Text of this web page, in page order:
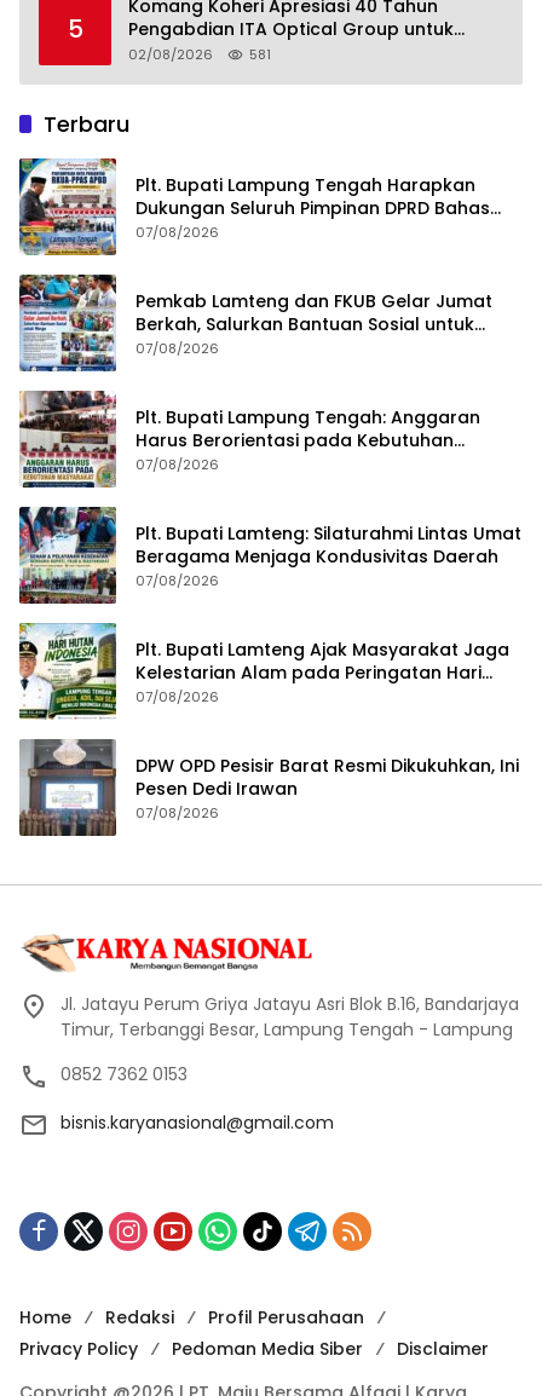
Menuju Indonesia Emas 2045
5
Komang Koheri Apresiasi 40 Tahun
Pengabdian ITA Optical Group untuk
Kesehatan Mata Masyarakat Lamteng
02/08/2026 581
Terbaru
Plt. Bupati Lampung Tengah Harapkan
Dukungan Seluruh Pimpinan DPRD Bahas
RKUA-PPAS APBD Tahun 2027
07/08/2026
Pemkab Lamteng dan FKUB Gelar Jumat
Berkah, Salurkan Bantuan Sosial untuk
Warga
07/08/2026
Plt. Bupati Lampung Tengah: Anggaran
Harus Berorientasi pada Kebutuhan
Masyarakat
07/08/2026
Plt. Bupati Lamteng: Silaturahmi Lintas Umat
Beragama Menjaga Kondusivitas Daerah
07/08/2026
Plt. Bupati Lamteng Ajak Masyarakat Jaga
Kelestarian Alam pada Peringatan Hari
Hutan Indonesia 2026
07/08/2026
DPW OPD Pesisir Barat Resmi Dikukuhkan, Ini
Pesen Dedi Irawan
07/08/2026
Jl. Jatayu Perum Griya Jatayu Asri Blok B.16, Bandarjaya
Timur, Terbanggi Besar, Lampung Tengah - Lampung
0852 7362 0153
bisnis.karyanasional@gmail.com
Home Redaksi
Profil Perusahaan
Privacy Policy
Pedoman Media Siber
Disclaimer